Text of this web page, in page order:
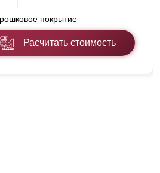
покрытие
Расчитать стоимость